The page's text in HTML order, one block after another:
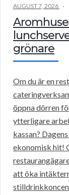
AUGUST 7, 2026
grönare
Om du är en
öppna dörren
ytterligare
kassan?
ekonomisk hit!
att öka